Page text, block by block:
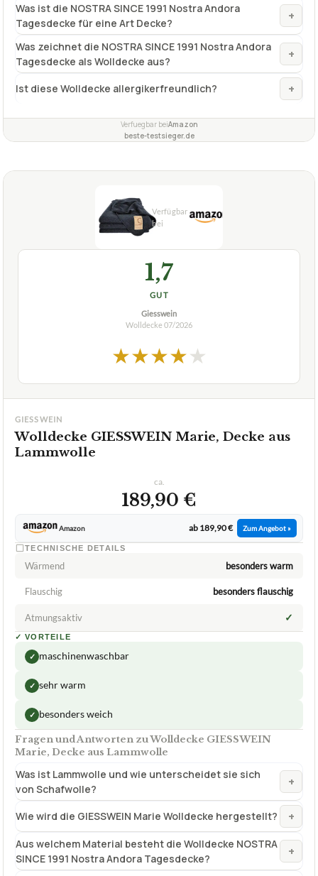
Was ist die NOSTRA SINCE 1991 Nostra Andora
Tagesdecke für eine Art Decke?
+
Was zeichnet die NOSTRA SINCE 1991 Nostra Andora
Tagesdecke als Wolldecke aus?
+
Ist diese Wolldecke allergikerfreundlich? +
Verfuegbar beiAmazon
beste-testsieger.de
1,7
GUT
Giesswein
Wolldecke 07/2026
★★★★★
GIESSWEIN
Wolldecke GIESSWEIN Marie, Decke aus
Lammwolle
ca.
189,90 €
Amazon ab 189,90 € Zum Angebot »
TECHNISCHE DETAILS
Wärmend besonders warm
Flauschig besonders flauschig
Atmungsaktiv ✓
✓ VORTEILE
✓ maschinenwaschbar
✓ sehr warm
✓ besonders weich
Fragen und Antworten zu Wolldecke GIESSWEIN
Marie, Decke aus Lammwolle
Was ist Lammwolle und wie unterscheidet sie sich
von Schafwolle?
+
Wie wird die GIESSWEIN Marie Wolldecke hergestellt? +
Aus welchem Material besteht die Wolldecke NOSTRA
SINCE 1991 Nostra Andora Tagesdecke?
+